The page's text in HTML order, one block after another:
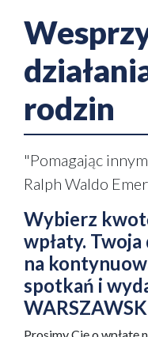
rodzin
"Pomagając
Ralph Waldo
Wybierz
wpłaty.
na
spotkań i